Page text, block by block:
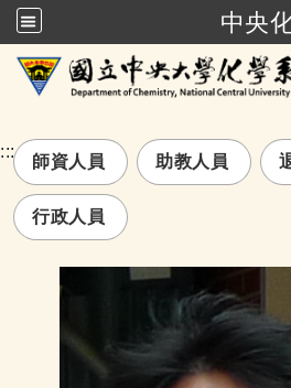
中央
跳到主要
:::
師資人員 助教人員
行政人員